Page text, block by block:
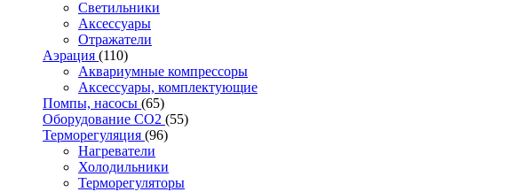
Светильники
Аксессуары
Отражатели
Аэрация (110)
Аквариумные компрессоры
Аксессуары, комплектующие
Помпы, насосы (65)
Оборудование CO2 (55)
Терморегуляция (96)
Нагреватели
Холодильники
Терморегуляторы